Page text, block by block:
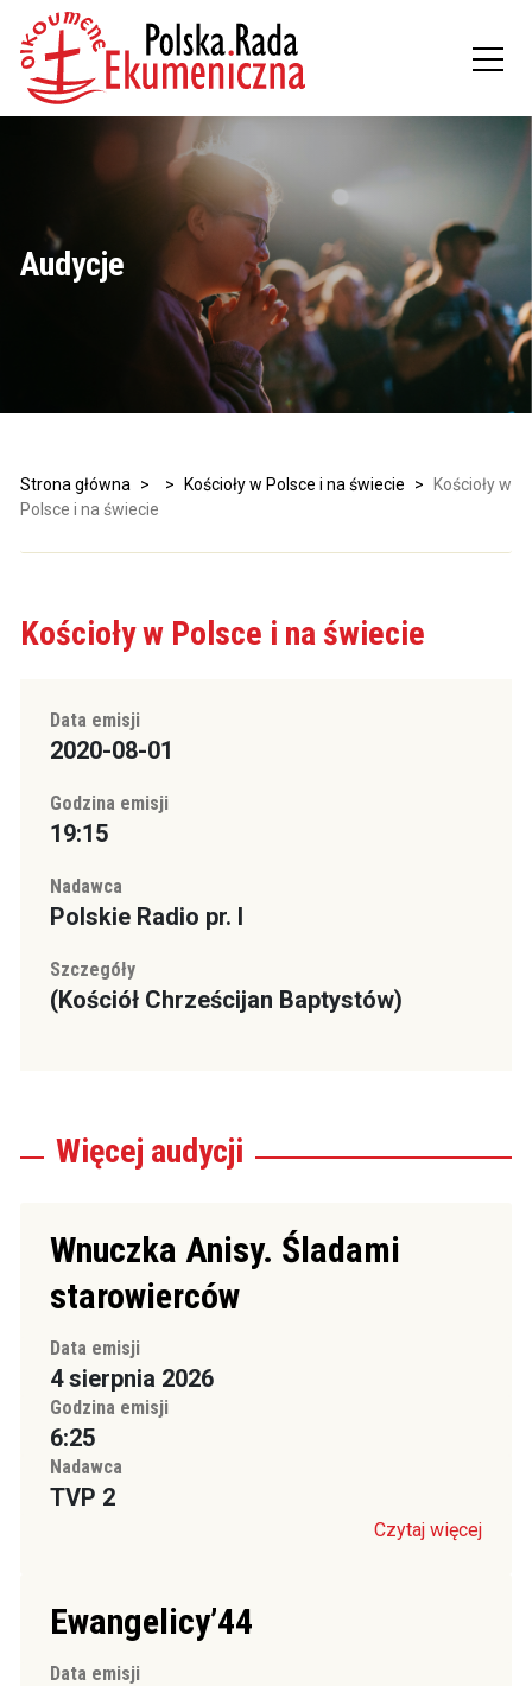
Audycje
Strona główna > > Kościoły w Polsce i na świecie >
Kościoły w
Polsce i na świecie
Kościoły w Polsce i na świecie
Data emisji
2020-08-01
Godzina emisji
19:15
Nadawca
Polskie Radio pr. I
Szczegóły
(Kościół Chrześcijan Baptystów)
Więcej audycji
Wnuczka Anisy. Śladami
starowierców
Data emisji
4 sierpnia 2026
Godzina emisji
6:25
Nadawca
TVP 2
Czytaj więcej
Ewangelicy’44
Data emisji